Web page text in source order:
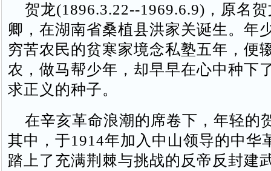
贺龙(1896.3.22--1969.6.9)，原名
卿，在湖南省桑植县洪家关诞生。年
穷苦农民的贫寒家境念私塾五年，便
农，做马帮少年，却早早在心中种下
求正义的种子。
在辛亥革命浪潮的席卷下，年轻的
其中，于1914年加入中山领导的中华
踏上了充满荆棘与挑战的反帝反封建